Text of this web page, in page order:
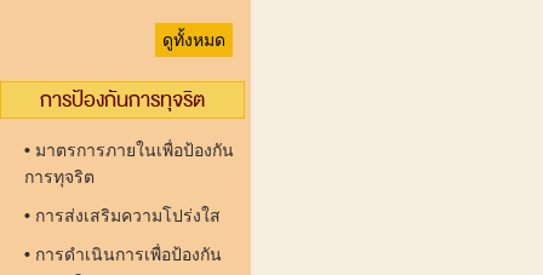
ดูทั้งหมด
การป้องกันการทุจริต
• มาตรการภายในเพื่อป้องกัน
การทุจริต
• การส่งเสริมความโปร่งใส
• การดำเนินการเพื่อป้องกัน